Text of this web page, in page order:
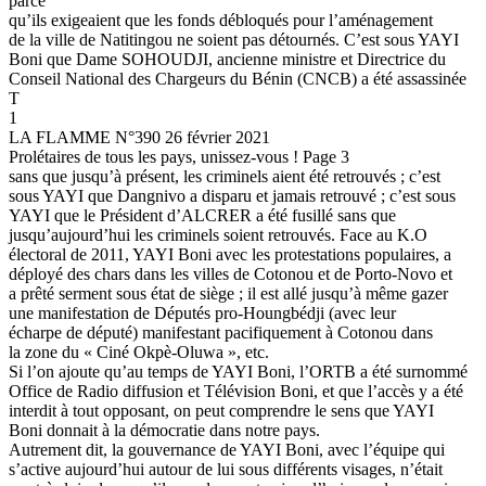
qu’ils exigeaient que les fonds débloqués pour l’aménagement
de la ville de Natitingou ne soient pas détournés. C’est sous YAYI
Boni que Dame SOHOUDJI, ancienne ministre et Directrice du
Conseil National des Chargeurs du Bénin (CNCB) a été assassinée
T
1
LA FLAMME N°390 26 février 2021
Prolétaires de tous les pays, unissez-vous ! Page 3
sans que jusqu’à présent, les criminels aient été retrouvés ; c’est
sous YAYI que Dangnivo a disparu et jamais retrouvé ; c’est sous
YAYI que le Président d’ALCRER a été fusillé sans que
jusqu’aujourd’hui les criminels soient retrouvés. Face au K.O
électoral de 2011, YAYI Boni avec les protestations populaires, a
déployé des chars dans les villes de Cotonou et de Porto-Novo et
a prêté serment sous état de siège ; il est allé jusqu’à même gazer
une manifestation de Députés pro-Houngbédji (avec leur
écharpe de député) manifestant pacifiquement à Cotonou dans
la zone du « Ciné Okpè-Oluwa », etc.
Si l’on ajoute qu’au temps de YAYI Boni, l’ORTB a été surnommé
Office de Radio diffusion et Télévision Boni, et que l’accès y a été
interdit à tout opposant, on peut comprendre le sens que YAYI
Boni donnait à la démocratie dans notre pays.
Autrement dit, la gouvernance de YAYI Boni, avec l’équipe qui
s’active aujourd’hui autour de lui sous différents visages, n’était